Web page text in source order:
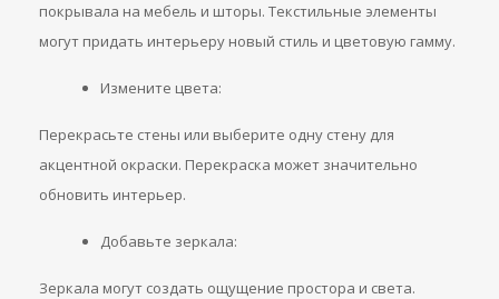
покрывала на мебель и шторы. Текстильные элементы
могут придать интерьеру новый стиль и цветовую гамму.
Измените цвета:
Перекрасьте стены или выберите одну стену для
акцентной окраски. Перекраска может значительно
обновить интерьер.
Добавьте зеркала:
Зеркала могут создать ощущение простора и света.